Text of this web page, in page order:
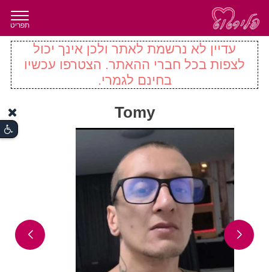
תפריט
עדיין לא נרשמת לאתר ולכן אינך יכול
לצפות בכל חברי ההאתר. הצטרפו עכשיו
בחינם לגמרי.
Tomy